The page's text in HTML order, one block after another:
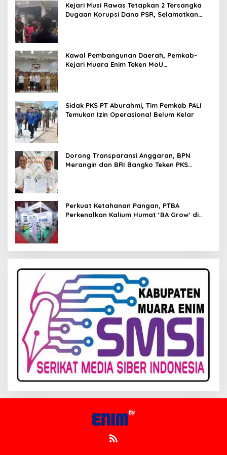
Kejari Musi Rawas Tetapkan 2 Tersangka
Dugaan Korupsi Dana PSR, Selamatkan
Kawal Pembangunan Daerah, Pemkab-
Kejari Muara Enim Teken MoU
Sidak PKS PT Aburahmi, Tim Pemkab PALI
Temukan Izin Operasional Belum Kelar
Dorong Transparansi Anggaran, BPN
Merangin dan BRI Bangko Teken PKS
Perkuat Ketahanan Pangan, PTBA
Perkenalkan Kalium Humat ‘BA Grow’ di